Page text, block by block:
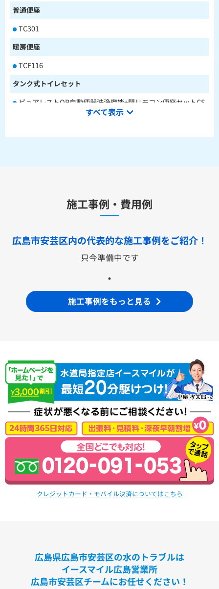
普通便座
TC301
暖房便座
TCF116
タンク式トイレセット
ピュアレストQR自動便器洗浄機能+壁リモコン便座セットCS
232BM+SH233BA+TCF4714AK
TKS05321Z TKS05305JA TKS05305ZA
TKS05301J TKS05311J TKS05310J
洗面化粧台用水栓金具
TLHG30ERZ TLN32TEFR
TLG05301J
TLC32ER TLC32ERZ LF-E345SYCN
洗濯機用水栓金具
TBV03401J1 TBV03401Z1 TBV03423J1 TBV03423Z1
洗面化粧台
VシリーズLMPB060A1GDC1G+LDPB060BAGEN2
VシリーズLMPB075A1GDC1G+LDPB075BAGEN2
VシリーズLMPB075A3GDC1G+LDPB075BAGEN2
VシリーズLMPB075B1GDC1G+LDPB075BAGEN2
VシリーズLMPB075B3GDC1G+LDPB075BAGEN2
浴室
サザナ
すべて表示
施工事例・費用例
広島市安芸区内の代表的な施工事例をご紹介！
只今準備中です
施工事例をもっと見る
クレジットカード・モバイル決済についてはこちら
広島県広島市安芸区の水のトラブルは
イースマイル広島営業所
広島市安芸区チームにお任せください！